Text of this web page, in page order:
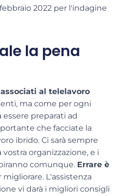
2022 per l'indagine
la pena
al telelavoro
ma come per ogni
preparati ad
che facciate la
ibrido. Ci sarà sempre
organizzazione, e i
comunque. Errare è
L'assistenza
vi darà i migliori consigli